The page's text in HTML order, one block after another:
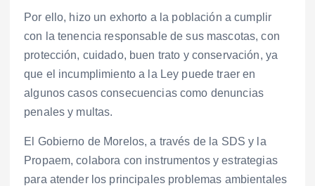
Por ello, hizo un exhorto a la población a cumplir
con la tenencia responsable de sus mascotas, con
protección, cuidado, buen trato y conservación, ya
que el incumplimiento a la Ley puede traer en
algunos casos consecuencias como denuncias
penales y multas.
El Gobierno de Morelos, a través de la SDS y la
Propaem, colabora con instrumentos y estrategias
para atender los principales problemas ambientales